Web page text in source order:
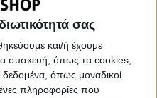
σας
και/ή έχουμε
συσκευή, όπως τα cookies,
όπως μοναδικοί
πληροφορίες που